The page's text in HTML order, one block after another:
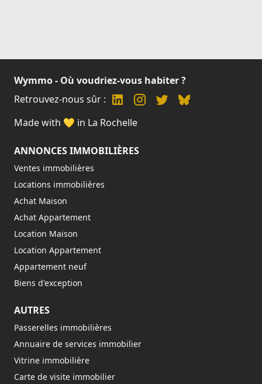
Wymmo - Où voudriez-vous habiter ?
Retrouvez-nous sûr :
Made with 💛 in La Rochelle
ANNONCES IMMOBILIÈRES
Ventes immobilières
Locations immobilières
Achat Maison
Achat Appartement
Location Maison
Location Appartement
Appartement neuf
Biens d'exception
AUTRES
Passerelles immobilières
Annuaire de services immobilier
Vitrine immobilière
Carte de visite immobilier